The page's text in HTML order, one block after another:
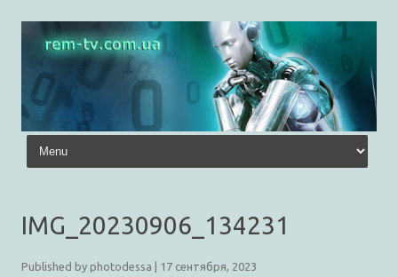
Skip to content
IMG_20230906_134231
Published by photodessa 17 сентября, 2023